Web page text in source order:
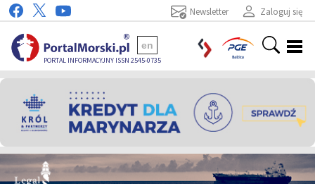
Zaloguj się
Newsletter
PORTAL INFORMACYJNY ISSN 2545-0735
en